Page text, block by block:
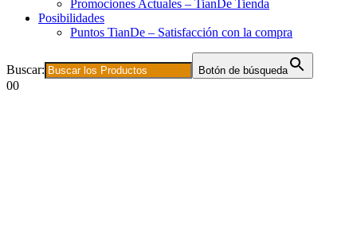
Promociones Actuales – TianDe Tienda
Posibilidades
Puntos TianDe – Satisfacción con la compra
Buscar: Botón de búsqueda
00